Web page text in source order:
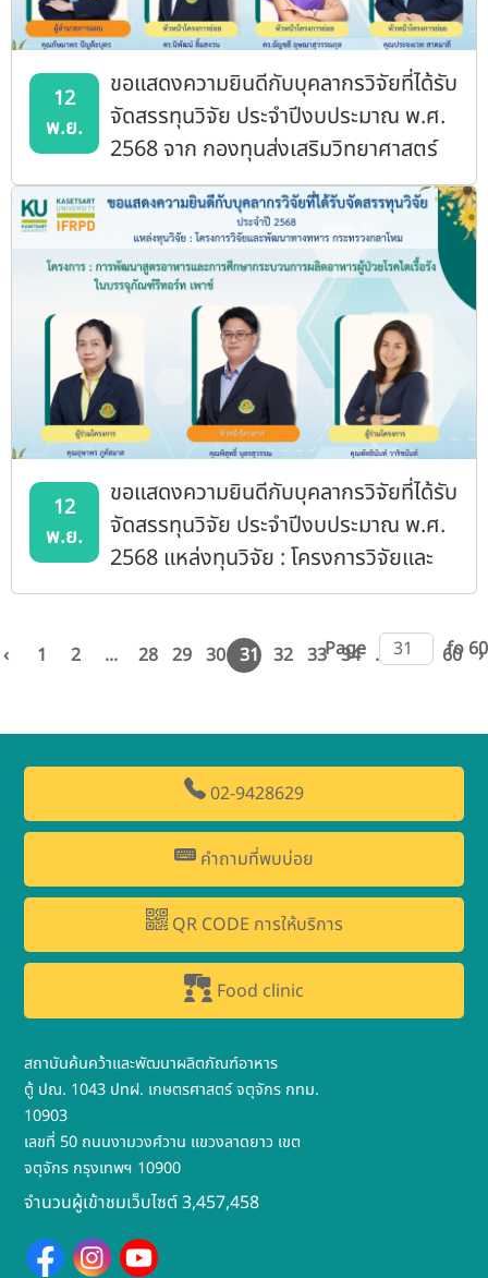
12
พ.ย.
ขอแสดงความยินดีกับบุคลากรวิจัยที่ได้รับ
จัดสรรทุนวิจัย ประจำปีงบประมาณ พ.ศ.
2568 จาก กองทุนส่งเสริมวิทยาศาสตร์
วิจัยและนวัตกรรม (กองทุนส่งเสริม ววน.)
12
พ.ย.
ขอแสดงความยินดีกับบุคลากรวิจัยที่ได้รับ
จัดสรรทุนวิจัย ประจำปีงบประมาณ พ.ศ.
2568 แหล่งทุนวิจัย : โครงการวิจัยและ
พัฒนาทางทหาร กระทรวงกลาโหม
‹ 1 2 ... 28 29 30 31 32 33 34 ... 59 60 ›
Page fo 60
02-9428629
คำถามที่พบบ่อย
QR CODE การให้บริการ
Food clinic
สถาบันค้นคว้าและพัฒนาผลิตภัณฑ์อาหาร
ตู้ ปณ. 1043 ปทฝ. เกษตรศาสตร์ จตุจักร กทม.
10903
เลขที่ 50 ถนนงามวงศ์วาน แขวงลาดยาว เขต
จตุจักร กรุงเทพฯ 10900
จำนวนผู้เข้าชมเว็บไซต์ 3,457,458